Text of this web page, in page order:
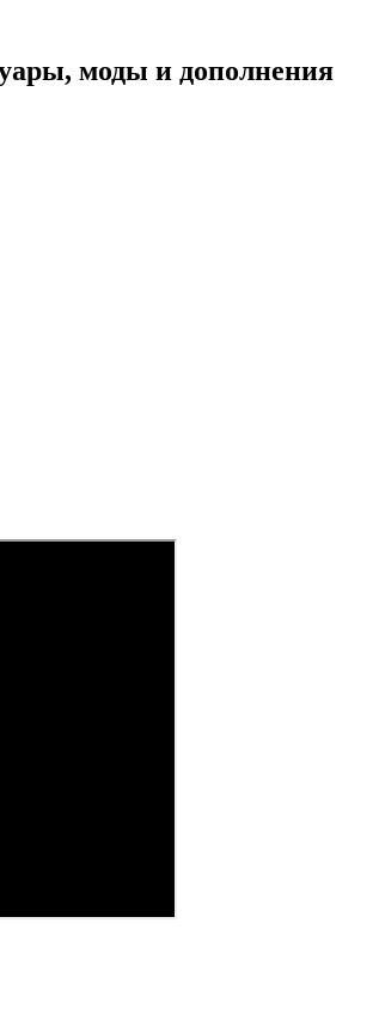
моды и дополнения